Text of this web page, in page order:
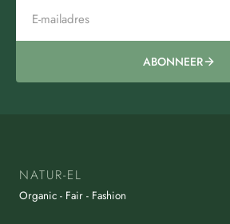
ABONNEER
NATUR-EL
Organic - Fair - Fashion